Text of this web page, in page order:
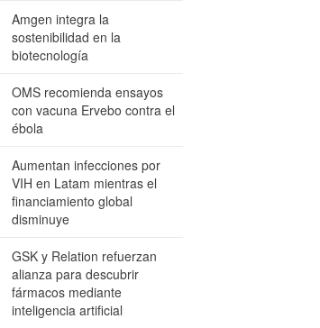
Amgen integra la
sostenibilidad en la
biotecnología
OMS recomienda ensayos
con vacuna Ervebo contra el
ébola
Aumentan infecciones por
VIH en Latam mientras el
financiamiento global
disminuye
GSK y Relation refuerzan
alianza para descubrir
fármacos mediante
inteligencia artificial